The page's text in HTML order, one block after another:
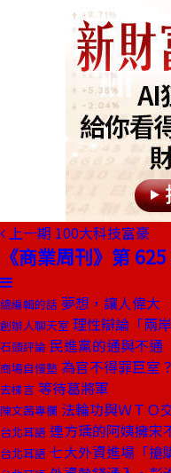
上一期 100大科技富豪
《商業周刊》第
總編輯的話 夢想，讓人偉大
創辦人聊天室 理性辯論「兩
石頭評論 民進黨的通與不通
商場自慢塾 為官不得罪巨室？
去梯言 等待葛將軍
陳文茜專欄 法輪功與ＷＴＯ
台北耳語 連方瑀的阿姨擁宋
台北耳語 七大外資進場「搶